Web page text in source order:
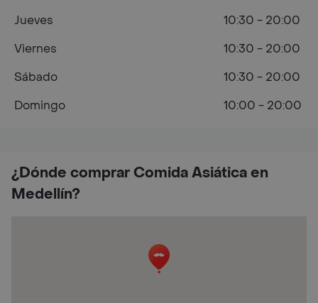
¿Dónde comprar Comida Asiática en
Medellín?
Jueves
10:30 - 20:00
Viernes
10:30 - 20:00
Sábado
10:30 - 20:00
Domingo
10:00 - 20:00